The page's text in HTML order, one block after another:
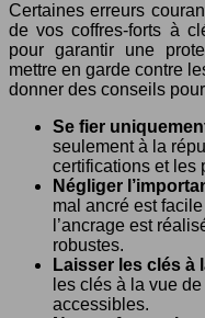
Certaines erreurs
de vos coffres-forts à
pour garantir une
mettre en garde contre
donner des conseils
Se fier
seulement à la
certifications et les
Négliger
mal ancré est
l’ancrage est
robustes.
Laisser les clés à
les clés à la vue
accessibles.